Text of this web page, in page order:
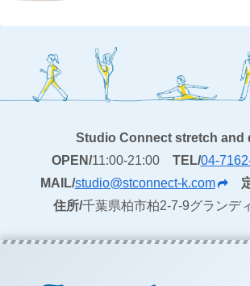
Studio Connect stretch and
OPEN/11:00-21:00 TEL/04-
MAIL/studio@stconnect-k.com
住所/千葉県柏市柏2-7-9グランデ